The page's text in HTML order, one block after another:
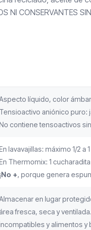
NI CONSERVANTES
líquido, color
Tensioactivo aniónico puro:
contiene tensoactivos
lavavajillas: máximo 1/2 a
Thermomix: 1
¡No +, porque genera
en lugar
área fresca, seca y
y alimentos y